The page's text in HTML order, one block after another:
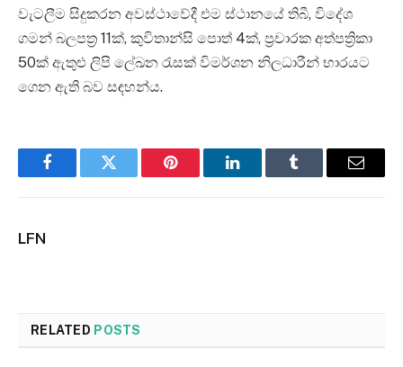
වැටලීම සිදුකරන අවස්ථාවේදී එම ස්ථානයේ තිබී, විදේශ
ගමන් බලපත්‍ර 11ක්, කුවිතාන්සි පොත් 4ක්, ප්‍රචාරක අත්පත්‍රිකා
50ක් ඇතුළු ලිපි ලේඛන රැසක් විමර්ශන නිලධාරීන් භාරයට
ගෙන ඇති බව සඳහන්ය.
FacebookTwitter Pinterest LinkedInTumblr Email
LFN
RELATED POSTS